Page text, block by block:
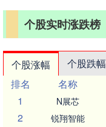
个股实时涨跌榜
个股涨幅 个股跌幅
排名
名称
1
N展芯
2 锐翔智能